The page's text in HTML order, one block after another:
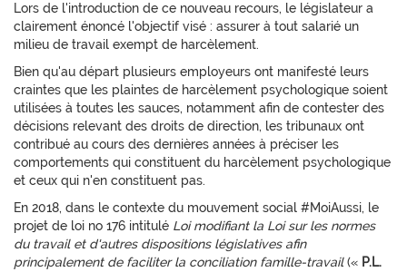
Lors de l'introduction de ce nouveau recours, le législateur a
clairement énoncé l'objectif visé : assurer à tout salarié un
milieu de travail exempt de harcèlement.
Bien qu'au départ plusieurs employeurs ont manifesté leurs
craintes que les plaintes de harcèlement psychologique soient
utilisées à toutes les sauces, notamment afin de contester des
décisions relevant des droits de direction, les tribunaux ont
contribué au cours des dernières années à préciser les
comportements qui constituent du harcèlement psychologique
et ceux qui n'en constituent pas.
En 2018, dans le contexte du mouvement social #MoiAussi, le
projet de loi no 176 intitulé Loi modifiant la Loi sur les normes
du travail et d'autres dispositions législatives afin
principalement de faciliter la conciliation famille-travail(« P.L.